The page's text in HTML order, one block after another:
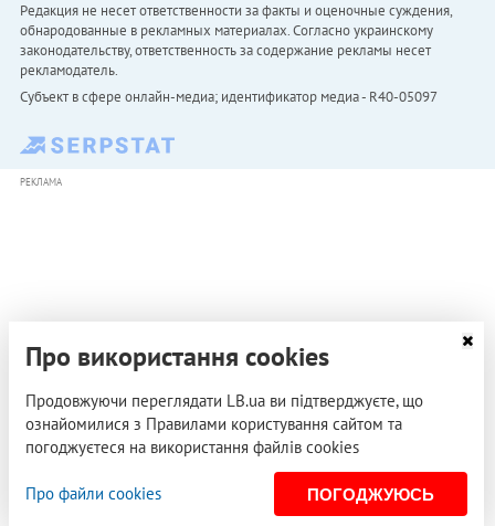
Редакция не несет ответственности за факты и оценочные суждения,
обнародованные в рекламных материалах. Согласно украинскому
законодательству, ответственность за содержание рекламы несет
рекламодатель.
Субъект в сфере онлайн-медиа; идентификатор медиа - R40-05097
РЕКЛАМА
Про використання cookies
Продовжуючи переглядати LB.ua ви підтверджуєте, що
ознайомилися з Правилами користування сайтом та
погоджуєтеся на використання файлів cookies
Про файли cookies ПОГОДЖУЮСЬ